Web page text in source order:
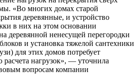
«Во многих домах старой
деревянные, и устройство
в них на этом основании
деревянной ненесущей перегородки
и установка тяжелой сантехники
для этих домов потребует
расчета нагрузок», — уточнила
вопросам компании